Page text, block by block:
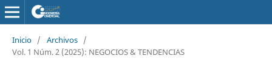
Inicio / Archivos /
Vol. 1 Núm. 2 (2025): NEGOCIOS & TENDENCIAS